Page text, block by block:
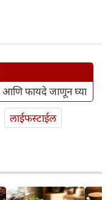
फायदे जाणून घ्या
लाईफस्टाईल